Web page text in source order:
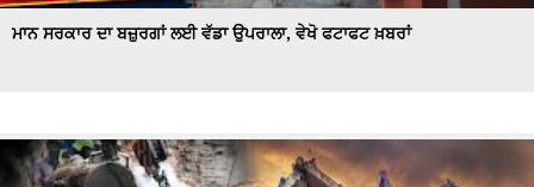
ਮਾਨ ਸਰਕਾਰ ਦਾ ਬਜ਼ੁਰਗਾਂ ਲਈ ਵੱਡਾ ਉਪਰਾਲਾ, ਵੇਖੋ ਫਟਾਫਟ ਖ਼ਬਰਾਂ